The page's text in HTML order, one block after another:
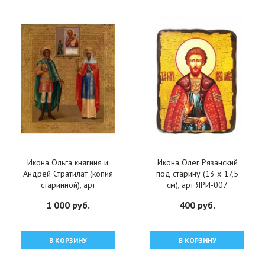
Икона Ольга княгиня и
Андрей Стратилат (копия
старинной), арт
1 000 руб.
В КОРЗИНУ
Икона Олег Рязанский
под старину (13 х 17,5
см), арт ЯРИ-007
400 руб.
В КОРЗИНУ